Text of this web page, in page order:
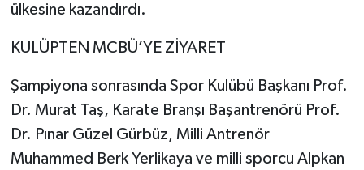
ülkesine kazandırdı.
KULÜPTEN MCBÜ’YE ZİYARET
Şampiyona sonrasında Spor Kulübü Başkanı Prof.
Dr. Murat Taş, Karate Branşı Başantrenörü Prof.
Dr. Pınar Güzel Gürbüz, Milli Antrenör
Muhammed Berk Yerlikaya ve milli sporcu Alpkan